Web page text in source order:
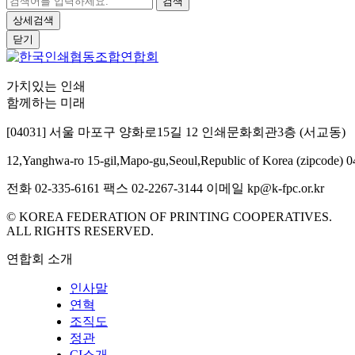
상세검색
닫기
가치있는 인쇄
함께하는 미래
[04031] 서울 마포구 양화로15길 12 인쇄문화회관3층 (서교동)
12,Yanghwa-ro 15-gil,Mapo-gu,Seoul,Republic of Korea (zipcode)
전화 02-335-6161 팩스 02-2267-3144 이메일 kp@k-fpc.or.kr
© KOREA FEDERATION OF PRINTING COOPERATIVES.
ALL RIGHTS RESERVED.
연합회 소개
인사말
연혁
조직도
정관